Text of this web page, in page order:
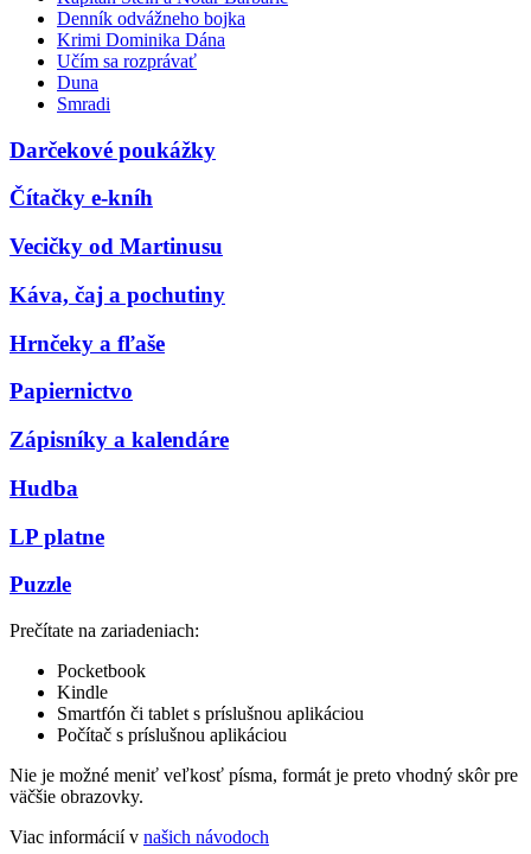
Denník odvážneho bojka
Krimi Dominika Dána
Učím sa rozprávať
Duna
Smradi
Darčekové poukážky
Čítačky e-kníh
Vecičky od Martinusu
Káva, čaj a pochutiny
Hrnčeky a fľaše
Papiernictvo
Zápisníky a kalendáre
Hudba
LP platne
Puzzle
Prečítate na zariadeniach:
Pocketbook
Kindle
Smartfón či tablet s príslušnou aplikáciou
Počítač s príslušnou aplikáciou
Nie je možné meniť veľkosť písma, formát je preto vhodný skôr pre
väčšie obrazovky.
Viac informácií v našich návodoch